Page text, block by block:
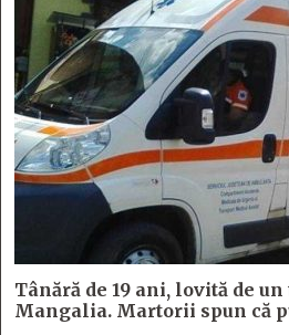
Tânără de 19 ani, lovită de
Mangalia. Martorii spun că